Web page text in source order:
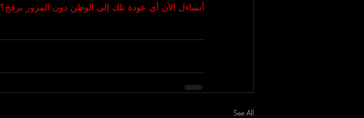
أتساءل الآن أي عودة تلك إلى الوطن دون المرور برفح؟
See All